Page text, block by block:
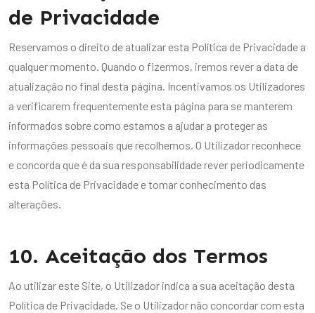
de Privacidade
Reservamos o direito de atualizar esta Política de Privacidade a
qualquer momento. Quando o fizermos, iremos rever a data de
atualização no final desta página. Incentivamos os Utilizadores
a verificarem frequentemente esta página para se manterem
informados sobre como estamos a ajudar a proteger as
informações pessoais que recolhemos. O Utilizador reconhece
e concorda que é da sua responsabilidade rever periodicamente
esta Política de Privacidade e tomar conhecimento das
alterações.
10. Aceitação dos Termos
Ao utilizar este Site, o Utilizador indica a sua aceitação desta
Política de Privacidade. Se o Utilizador não concordar com esta